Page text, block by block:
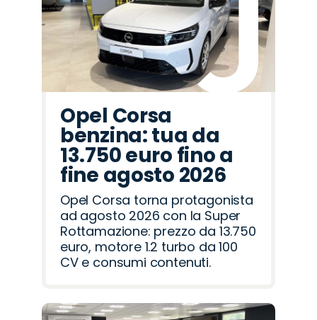
Romeo
Rover
Opel Corsa
benzina: tua da
13.750 euro fino a
fine agosto 2026
Opel Corsa torna protagonista
ad agosto 2026 con la Super
Rottamazione: prezzo da 13.750
euro, motore 1.2 turbo da 100
CV e consumi contenuti.